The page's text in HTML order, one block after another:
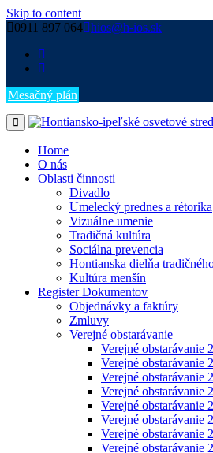
Skip to content
0911 897 064 hios@h-ios.sk
Mesačný plán
Home
O nás
Oblasti činnosti
Divadlo
Umelecký prednes a rétorika
Vizuálne umenie
Tradičná kultúra
Sociálna prevencia
Hontianska dielňa
Kultúra menšín
Register Dokumentov
Objednávky a faktúry
Zmluvy
Verejné obstarávanie
Verejné obstarávanie
Verejné obstarávanie
Verejné obstarávanie
Verejné obstarávanie
Verejné obstarávanie
Verejné obstarávanie
Verejné obstarávanie
Verejné obstarávanie